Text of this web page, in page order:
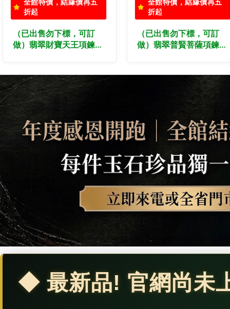
全館特價，結緣價再五
折起
（已出售勿下標，可訂
做）翡翠普賢菩薩項鍊玉
珮、緬甸玉普賢菩薩玉
墜）。綠色糯種翡翠普賢
菩薩，BS273。客製化訂
做各種翡翠普賢菩薩吊墜
玉珮項鍊。★附A貨翡翠
雙證書
全館特價，結緣價再五
折起
翡翠五府千歲項鍊玉珮
（池府千歲：五府千歲牌
WF033。客製化訂做各
種翡翠五府千歲吊墜玉珮
項鍊，★附A貨翡翠雙證
◆ 最新品! 官網尚未